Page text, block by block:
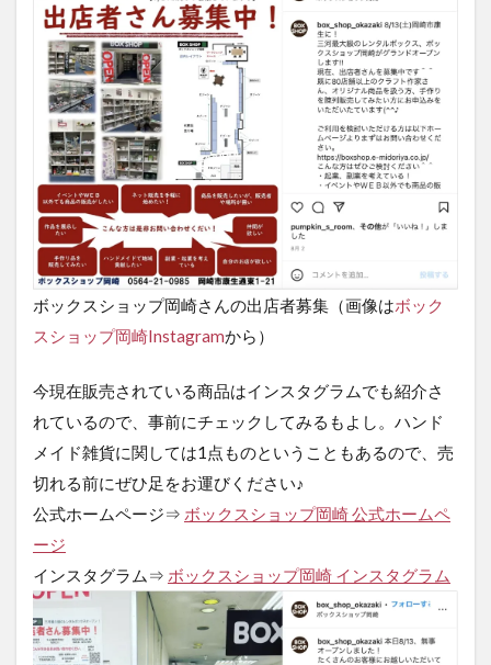
ボックスショップ岡崎さんの出店者募集（画像はボック
スショップ岡崎Instagramから）
今現在販売されている商品はインスタグラムでも紹介さ
れているので、事前にチェックしてみるもよし。ハンド
メイド雑貨に関しては1点ものということもあるので、売
切れる前にぜひ足をお運びください♪
公式ホームページ⇒ ボックスショップ岡崎 公式ホームペ
ージ
インスタグラム⇒ ボックスショップ岡崎 インスタグラム